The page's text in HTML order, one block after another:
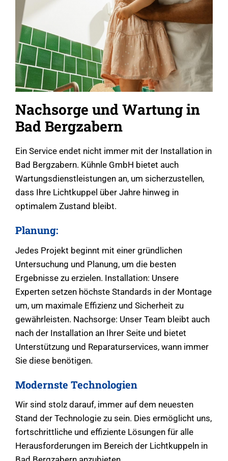
Nachsorge und Wartung in
Bad Bergzabern
Ein Service endet nicht immer mit der Installation in
Bad Bergzabern. Kühnle GmbH bietet auch
Wartungsdienstleistungen an, um sicherzustellen,
dass Ihre Lichtkuppel über Jahre hinweg in
optimalem Zustand bleibt.
Planung:
Jedes Projekt beginnt mit einer gründlichen
Untersuchung und Planung, um die besten
Ergebnisse zu erzielen. Installation: Unsere
Experten setzen höchste Standards in der Montage
um, um maximale Effizienz und Sicherheit zu
gewährleisten. Nachsorge: Unser Team bleibt auch
nach der Installation an Ihrer Seite und bietet
Unterstützung und Reparaturservices, wann immer
Sie diese benötigen.
Modernste Technologien
Wir sind stolz darauf, immer auf dem neuesten
Stand der Technologie zu sein. Dies ermöglicht uns,
fortschrittliche und effiziente Lösungen für alle
Herausforderungen im Bereich der Lichtkuppeln in